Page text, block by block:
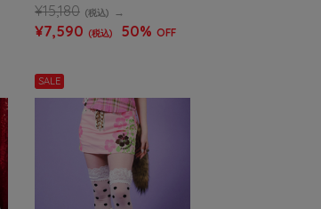
¥15,180 (税込)
¥7,590 (税込) 50% OFF
SALE